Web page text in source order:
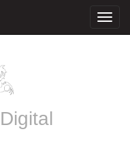
Digital